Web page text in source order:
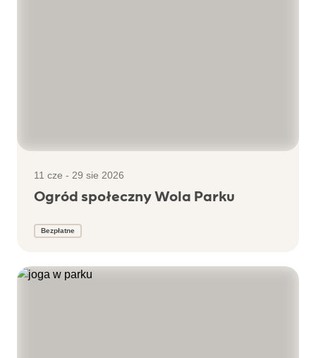
11 cze - 29 sie 2026
Ogród społeczny Wola Parku
Bezpłatne